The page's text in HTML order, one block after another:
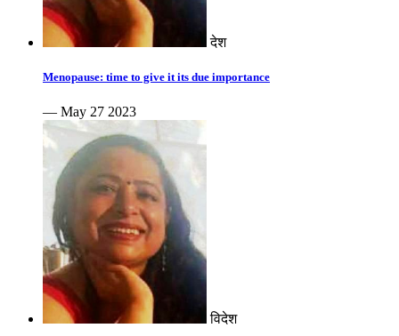
देश
Menopause: time to give it its due importance
— May 27 2023
विदेश